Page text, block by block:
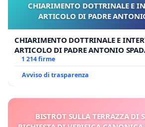
CHIARIMENTO DOTTRINALE E
ARTICOLO DI PADRE
CHIARIMENTO DOTTRINALE E
ARTICOLO DI PADRE ANTONIO
1 214 firme
Avviso di trasparenza
BISTROT SULLA TERRAZZA DI